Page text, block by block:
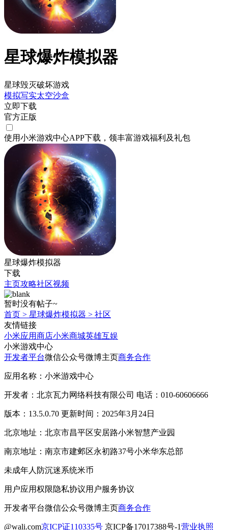
星球爆炸模拟器
星球毁灭破坏游戏
模拟写实太空沙盒
立即下载
官方正版
使用小米游戏中心APP下载 ，领丰富游戏福利 及礼包
星球爆炸模拟器
下载
主页攻略社区视频
暂时没有帖子~
首页 > 星球爆炸模拟器 > 社区
友情链接
小米应用商店小米商城英雄互娱
小米游戏中心
开发者平台微信公众号微博主页商务合作
应用名称：小米游戏中心
开发者：北京瓦力网络科技有限公司 电话：010-60606666
版本：13.5.0.70 更新时间：2025年3月24日
北京地址：北京市昌平区安居路小米智慧产业园
南京地址：南京市建邺区永初路37号小米华东总部
未成年人防沉迷系统米币
用户应用权限隐私协议用户服务协议
开发者平台微信公众号微博主页商务合作
@wali.com京ICP证110335号 京ICP备17017388号-1营业执照